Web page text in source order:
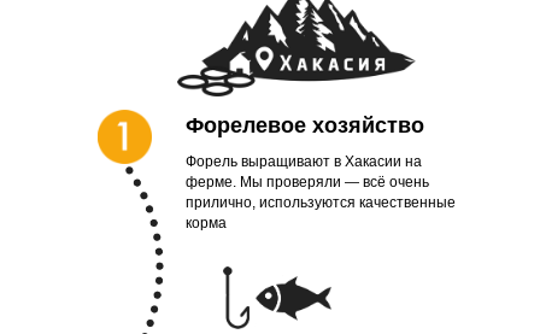
Форелевое хозяйство
Форель выращивают в Хакасии на
ферме. Мы проверяли — всё очень
прилично, используются качественные
корма